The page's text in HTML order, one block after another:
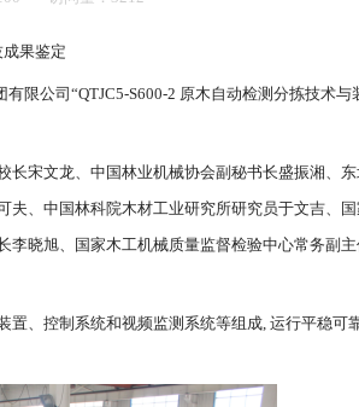
果鉴定
限公司“QTJC5-S600-2 原木自动检测分拣技术与
宋文龙、中国林业机械协会副秘书长盛振湘、
、中国林科院木材工业研究所研究员于文吉、
晓旭、国家木工机械质量监督检验中心常务副
、控制系统和视频监测系统等组成, 运行平稳可